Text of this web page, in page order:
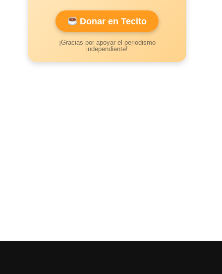
Donar en Tecito
¡Gracias por apoyar el periodismo
independiente!